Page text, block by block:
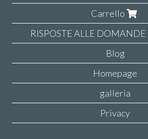
Carrello
RISPOSTE ALLE
Blog
Homepage
galleria
Privacy